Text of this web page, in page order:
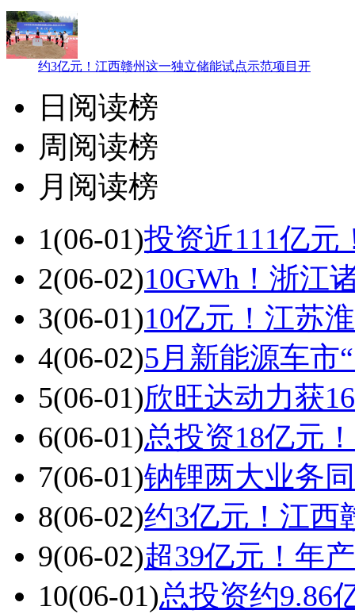
约3亿元！江西赣州这一独立储能试点示范项目开
日阅读榜
周阅读榜
月阅读榜
1(06-01)投资近111亿元
2(06-02)10GWh！浙江
3(06-01)10亿元！江苏
4(06-02)5月新能源车市
5(06-01)欣旺达动力获
6(06-01)总投资18亿元
7(06-01)钠锂两大业务
8(06-02)约3亿元！江西
9(06-02)超39亿元！年
10(06-01)总投资约9.86